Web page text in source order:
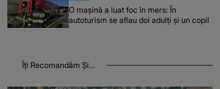
O maşină a luat foc în mers: În
autoturism se aflau doi adulți și un copil
Îți Recomandăm Și...